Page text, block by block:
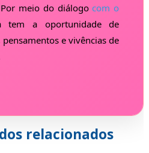
Por meio do diálogocom o
tem a oportunidade de
e vivências de
relacionados